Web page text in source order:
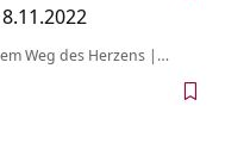
Weg des Herzens |…